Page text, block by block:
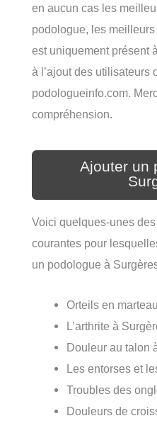
en aucun cas les
podologue, les
est uniquement présent
à l’ajout des utilisateurs
podologueinfo.com.
compréhension.
Ajouter un
Voici quelques-unes
courantes pour
un podologue à
Orteils en
L’arthrite à
Douleur au talon
Les entorses et
Troubles des
Douleurs de